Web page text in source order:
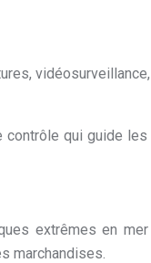
contrôle qui guide
extrêmes en
marchandises.